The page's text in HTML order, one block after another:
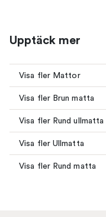
Upptäck mer
Visa fler Mattor
Visa fler Brun matta
Visa fler Rund ullmatta
Visa fler Ullmatta
Visa fler Rund matta